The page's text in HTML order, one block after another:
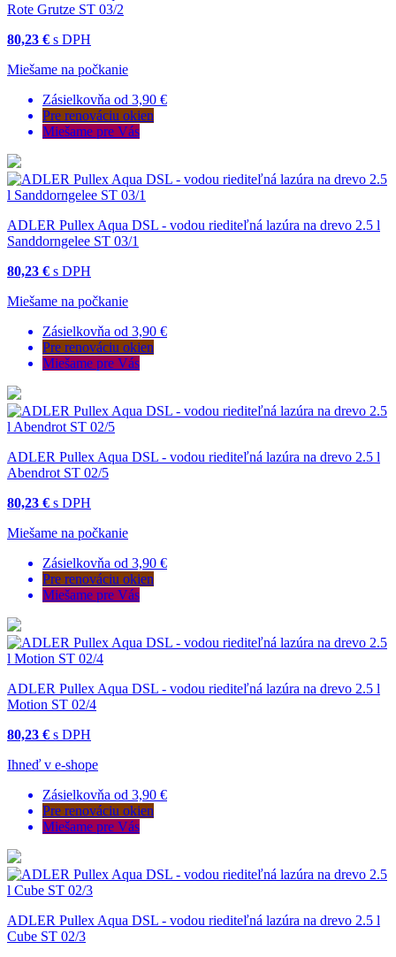
Rote Grutze ST 03/2
80,23 € s DPH
Miešame na počkanie
Zásielkovňa od 3,90 €
Pre renováciu okien
Miešame pre Vás
ADLER Pullex Aqua DSL - vodou riediteľná lazúra na drevo 2.5 l
Sanddorngelee ST 03/1
80,23 € s DPH
Miešame na počkanie
Zásielkovňa od 3,90 €
Pre renováciu okien
Miešame pre Vás
ADLER Pullex Aqua DSL - vodou riediteľná lazúra na drevo 2.5 l
Abendrot ST 02/5
80,23 € s DPH
Miešame na počkanie
Zásielkovňa od 3,90 €
Pre renováciu okien
Miešame pre Vás
ADLER Pullex Aqua DSL - vodou riediteľná lazúra na drevo 2.5 l
Motion ST 02/4
80,23 € s DPH
Ihneď v e-shope
Zásielkovňa od 3,90 €
Pre renováciu okien
Miešame pre Vás
ADLER Pullex Aqua DSL - vodou riediteľná lazúra na drevo 2.5 l
Cube ST 02/3